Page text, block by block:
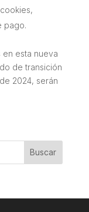
pago.
esta nueva
de transición
2024, serán
Buscar